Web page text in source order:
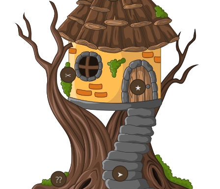
➤
★
⁇
✂